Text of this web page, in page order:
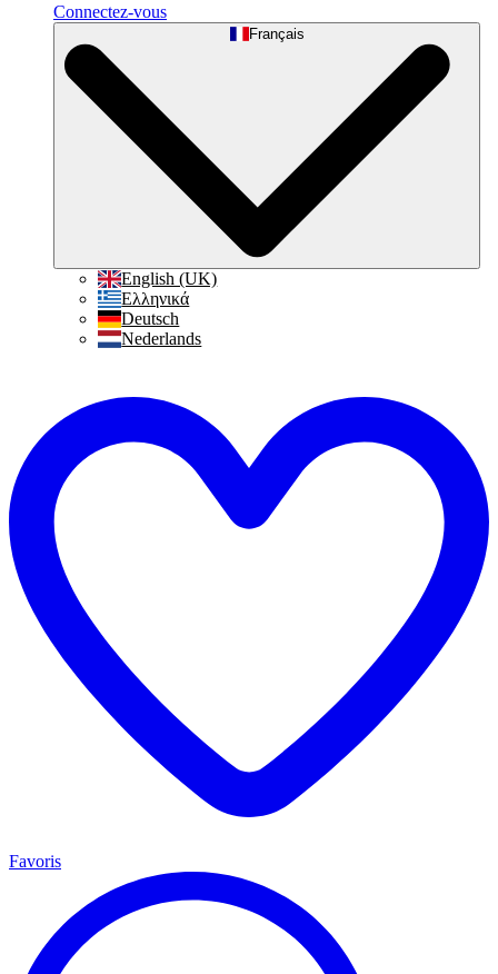
Connectez-vous
Français
English (UK)
Ελληνικά
Deutsch
Nederlands
Favoris